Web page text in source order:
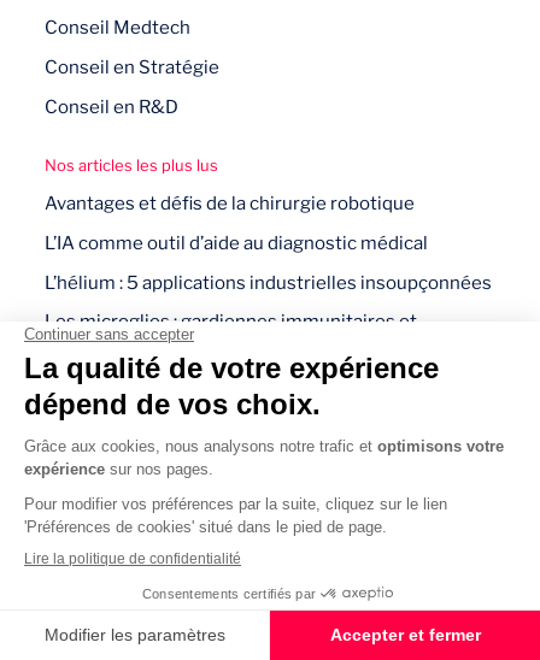
Conseil Medtech
Conseil en Stratégie
Conseil en R&D
Nos articles les plus lus
Avantages et défis de la chirurgie robotique
L’IA comme outil d’aide au diagnostic médical
L’hélium : 5 applications industrielles insoupçonnées
Les microglies : gardiennes immunitaires et
cognitives du cerveau
Réforme des services autonomie à domicile (SAD)
Comment l’intelligence artificielle transforme
l’imagerie médicale ?
Autres pages
Contactez-nous
Fondation Alcimed pour les maladies rares